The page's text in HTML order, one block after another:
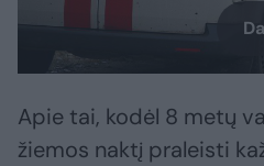
Apie tai, kodėl 8 metų
žiemos naktį praleisti